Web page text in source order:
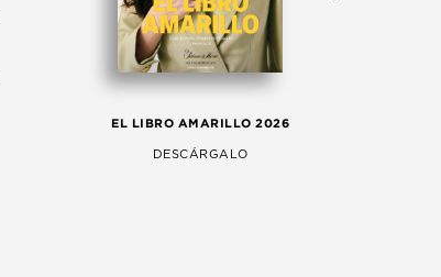
EL LIBRO AMARILLO 2026
DESCÁRGALO